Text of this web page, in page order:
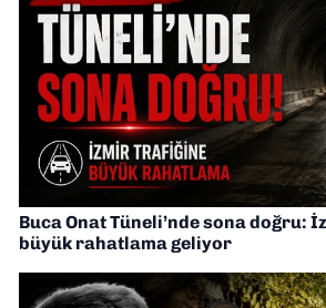
Buca Onat Tüneli’nde sona doğru:
büyük rahatlama geliyor